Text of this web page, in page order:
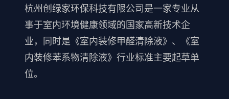
杭州创绿家环保科技有限公司是一家专业从
事于室内环境健康领域的国家高新技术企
业，同时是《室内装修甲醛清除液》、《室
内装修苯系物清除液》行业标准主要起草单
位。